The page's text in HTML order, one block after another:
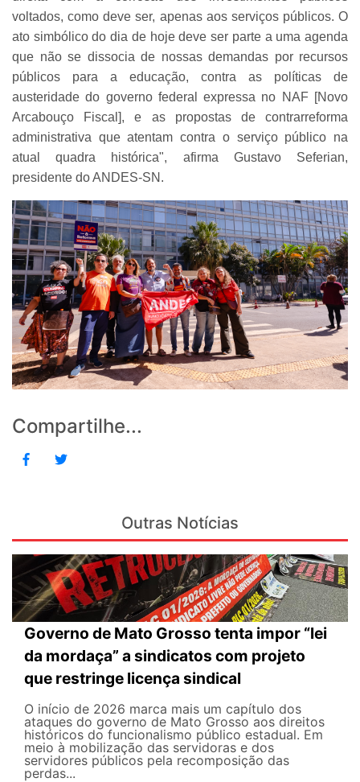
voltados, como deve ser, apenas aos serviços públicos. O
ato simbólico do dia de hoje deve ser parte a uma agenda
que não se dissocia de nossas demandas por recursos
públicos para a educação, contra as políticas de
austeridade do governo federal expressa no NAF [Novo
Arcabouço Fiscal], e as propostas de contrarreforma
administrativa que atentam contra o serviço público na
atual quadra histórica", afirma Gustavo Seferian,
presidente do ANDES-SN.
Compartilhe...
Outras Notícias
Governo de Mato Grosso tenta impor “lei
da mordaça” a sindicatos com projeto
que restringe licença sindical
O início de 2026 marca mais um capítulo dos
ataques do governo de Mato Grosso aos direitos
históricos do funcionalismo público estadual. Em
meio à mobilização das servidoras e dos
servidores públicos pela recomposição das
perdas...